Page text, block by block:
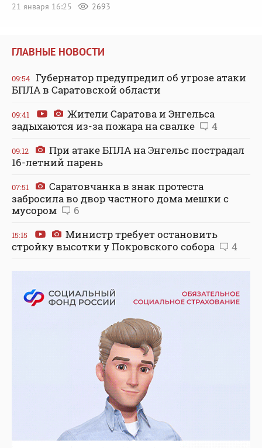
21 января 16:25
2693
ГЛАВНЫЕ НОВОСТИ
09:54 Губернатор предупредил об угрозе атаки
БПЛА в Саратовской области
09:41
Жители Саратова и Энгельса
задыхаются из-за пожара на свалке
4
09:12
При атаке БПЛА на Энгельс пострадал
16-летний парень
07:51
Саратовчанка в знак протеста
забросила во двор частного дома мешки с
мусором
6
15:15
Министр требует остановить
стройку высотки у Покровского собора
4